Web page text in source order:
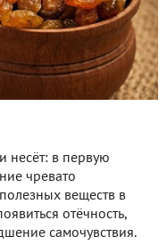
несёт: в первую
чревато
веществ в
отёчность,
самочувствия.